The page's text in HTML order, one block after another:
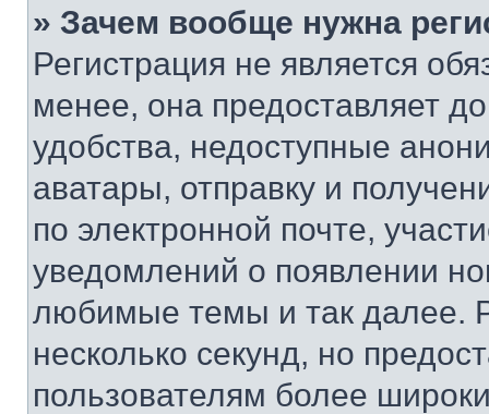
» Зачем вообще нужна
Регистрация не является
менее, она предоставляет
удобства, недоступные
аватары, отправку и
по электронной почте,
уведомлений о появлении
любимые темы и так далее.
несколько секунд, но
пользователям более